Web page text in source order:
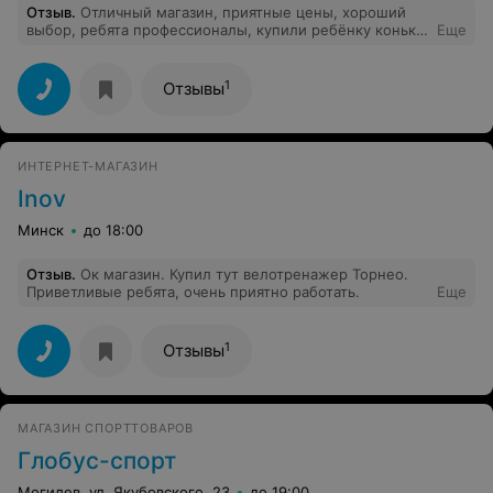
Отзыв. Отличный магазин, приятные цены, хороший
выбор, ребята профессионалы, купили ребёнку коньки,
государственных магазинах, кроме того получили
скидку 5%, покупками и сервисом остались очень
довольны. Рекомендуем!!!
Еще
Отзывы1
ИНТЕРНЕТ-МАГАЗИН
Inov
Минск до 18:00
Отзыв. Ок магазин. Купил тут велотренажер Торнео.
Приветливые ребята, очень приятно работать.
Еще
Отзывы1
МАГАЗИН СПОРТТОВАРОВ
Глобус-спорт